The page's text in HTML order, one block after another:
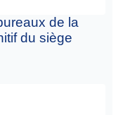
de la
du siège